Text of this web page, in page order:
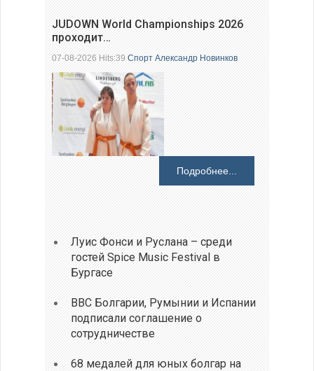
JUDOWN World Championships 2026
проходит…
07-08-2026 Hits:39Спорт Александр Новинков
Подробнее...
Луис Фонси и Руслана – среди
гостей Spice Music Festival в
Бургасе
ВВС Болгарии, Румынии и Испании
подписали соглашение о
сотрудничестве
68 медалей для юных болгар на